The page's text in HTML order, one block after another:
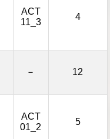
ACT
11_3
4
－ 12
ACT
01_2
5